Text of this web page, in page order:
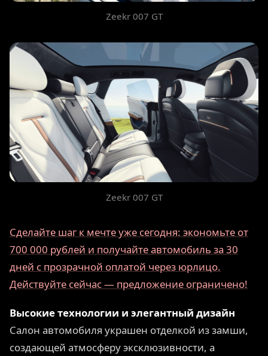
Zeekr 007 GT
Zeekr 007 GT
Сделайте шаг к мечте уже сегодня: экономьте от
700 000 рублей и получайте автомобиль за 30
дней с прозрачной оплатой через юрлицо.
Действуйте сейчас — предложение ограничено!
Высокие технологии и элегантный дизайн
Салон автомобиля украшен отделкой из замши,
создающей атмосферу эксклюзивности, а